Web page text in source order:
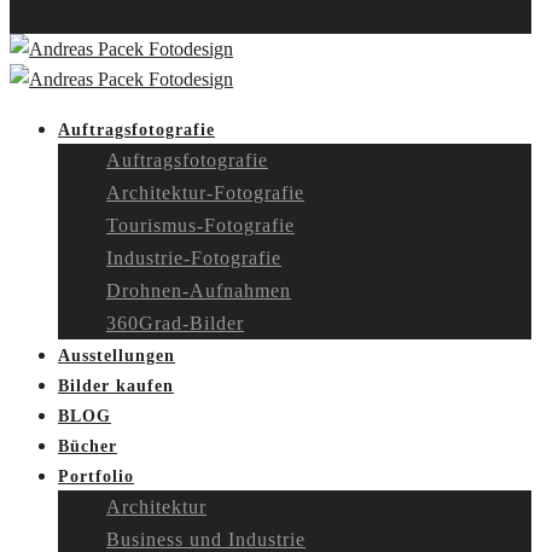
Auftragsfotografie
Auftragsfotografie
Architektur-Fotografie
Tourismus-Fotografie
Industrie-Fotografie
Drohnen-Aufnahmen
360Grad-Bilder
Ausstellungen
Bilder kaufen
BLOG
Bücher
Portfolio
Architektur
Business und Industrie